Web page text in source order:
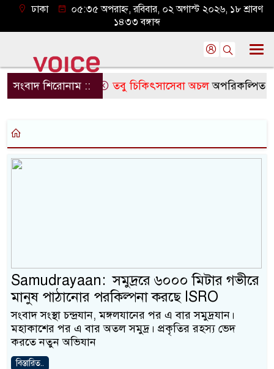
ঢাকা
০৫:৩৫ অপরাহ্ন, রবিবার, ০২ অগাস্ট ২০২৬, ১৮ শ্রাবণ
১৪৩৩ বঙ্গাব্দ
সংবাদ শিরোনাম :: তবু চিকিৎসাসেবা অচলঅপরিকল্পিত
Samudrayaan: সমুদ্ররে ৬০০০ মিটার গভীরে
মানুষ পাঠানোর পরকিল্পনা করছে ISRO
সংবাদ সংস্থা চন্দ্রযান, মঙ্গলযানের পর এ বার সমুদ্রযান।
মহাকাশের পর এ বার অতল সমুদ্র। প্রকৃতির রহস্য ভেদ
করতে নতুন অভিযান
বিস্তারিত..